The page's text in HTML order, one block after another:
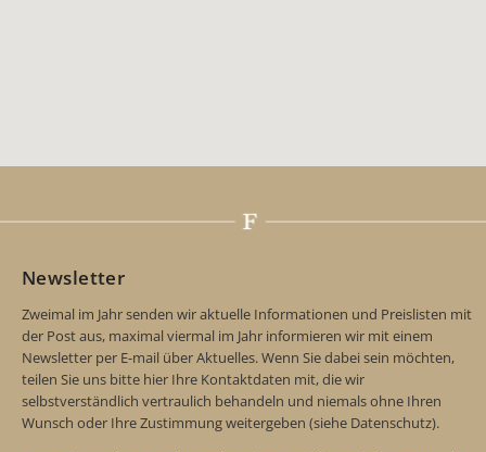
Newsletter
Zweimal im Jahr senden wir aktuelle Informationen und Preislisten mit
der Post aus, maximal viermal im Jahr informieren wir mit einem
Newsletter per E-mail über Aktuelles. Wenn Sie dabei sein möchten,
teilen Sie uns bitte hier Ihre Kontaktdaten mit, die wir
selbstverständlich vertraulich behandeln und niemals ohne Ihren
Wunsch oder Ihre Zustimmung weitergeben (siehe Datenschutz).